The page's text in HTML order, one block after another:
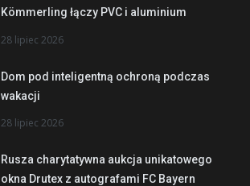
Kömmerling łączy PVC i aluminium
28 lipiec 2026
Dom pod inteligentną ochroną podczas
wakacji
28 lipiec 2026
Rusza charytatywna aukcja unikatowego
okna Drutex z autografami FC Bayern